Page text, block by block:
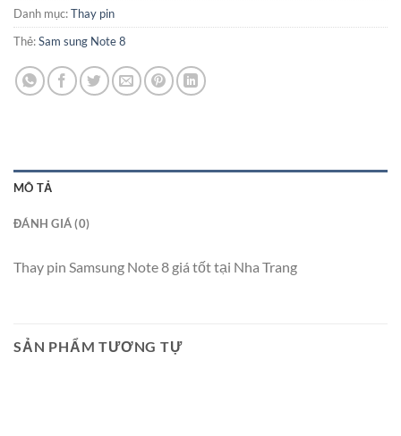
Danh mục:Thay pin
Thẻ:Sam sung Note 8
MÔ TẢ
ĐÁNH GIÁ (0)
Thay pin Samsung Note 8 giá tốt tại Nha Trang
SẢN PHẨM TƯƠNG TỰ